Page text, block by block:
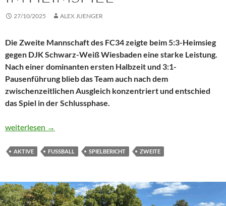
27/10/2025 ALEX JUENGER
Die Zweite Mannschaft des FC34 zeigte beim 5:3-Heimsieg
gegen DJK Schwarz-Weiß Wiesbaden eine starke Leistung.
Nach einer dominanten ersten Halbzeit und 3:1-
Pausenführung blieb das Team auch nach dem
zwischenzeitlichen Ausgleich konzentriert und entschied
das Spiel in der Schlussphase.
U23 zeigt Moral und holt wichtigen Dreier im Heimspiel
weiterlesen →
AKTIVE FUSSBALL SPIELBERICHT ZWEITE